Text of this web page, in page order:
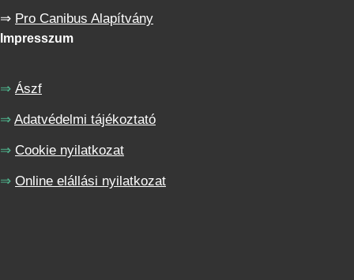
⇒ Pro Canibus Alapítvány
Impresszum
⇒ Ászf
⇒ Adatvédelmi tájékoztató
⇒ Cookie nyilatkozat
⇒ Online elállási nyilatkozat